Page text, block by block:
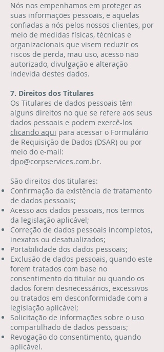
Nós nos empenhamos em proteger as
suas informações pessoais, e aquelas
confiadas a nós pelos nossos clientes, por
meio de medidas físicas, técnicas e
organizacionais que visem reduzir os
riscos de perda, mau uso, acesso não
autorizado, divulgação e alteração
indevida destes dados.
7. Direitos dos Titulares
Os Titulares de dados pessoais têm
alguns direitos no que se refere aos seus
dados pessoais e podem exercê-los
clicando aqui para acessar o Formulário
de Requisição de Dados (DSAR) ou por
meio do e-mail:
dpo@corpservices.com.br.
São direitos dos titulares:
Confirmação da existência de tratamento
de dados pessoais;
Acesso aos dados pessoais, nos termos
da legislação aplicável;
Correção de dados pessoais incompletos,
inexatos ou desatualizados;
Portabilidade dos dados pessoais;
Exclusão de dados pessoais, quando este
forem tratados com base no
consentimento do titular ou quando os
dados forem desnecessários, excessivos
ou tratados em desconformidade com a
legislação aplicável;
Solicitação de informações sobre o uso
compartilhado de dados pessoais;
Revogação do consentimento, quando
aplicável.